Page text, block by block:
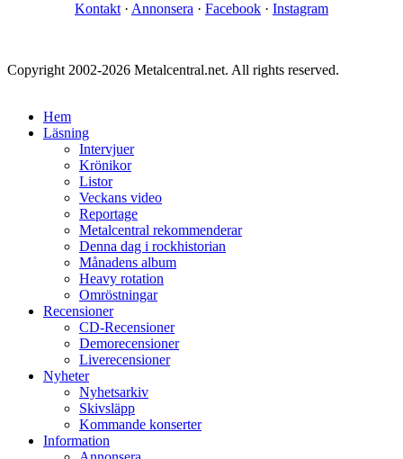
Kontakt · Annonsera · Facebook · Instagram
Copyright 2002-2026 Metalcentral.net. All rights reserved.
Hem
Läsning
Intervjuer
Krönikor
Listor
Veckans video
Reportage
Metalcentral rekommenderar
Denna dag i rockhistorian
Månadens album
Heavy rotation
Omröstningar
Recensioner
CD-Recensioner
Demorecensioner
Liverecensioner
Nyheter
Nyhetsarkiv
Skivsläpp
Kommande konserter
Information